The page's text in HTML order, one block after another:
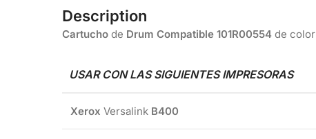
Description
Cartucho de Drum Compatible 101R00554 de color
USAR CON LAS SIGUIENTES IMPRESORAS
Xerox Versalink B400